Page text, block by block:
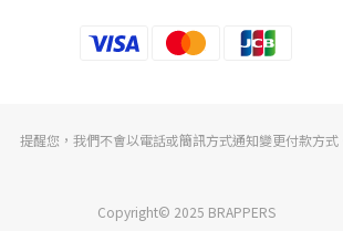
提醒您，我們不會以電話或簡訊方式通知變更付款方式
Copyright© 2025 BRAPPERS